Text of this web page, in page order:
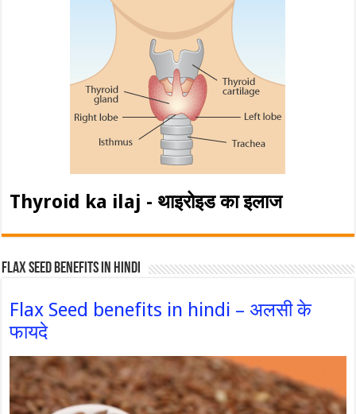
Thyroid ka ilaj - थाइरोइड का इलाज
Flax Seed Benefits in hindi
Flax Seed benefits in hindi – अलसी के
फायदे